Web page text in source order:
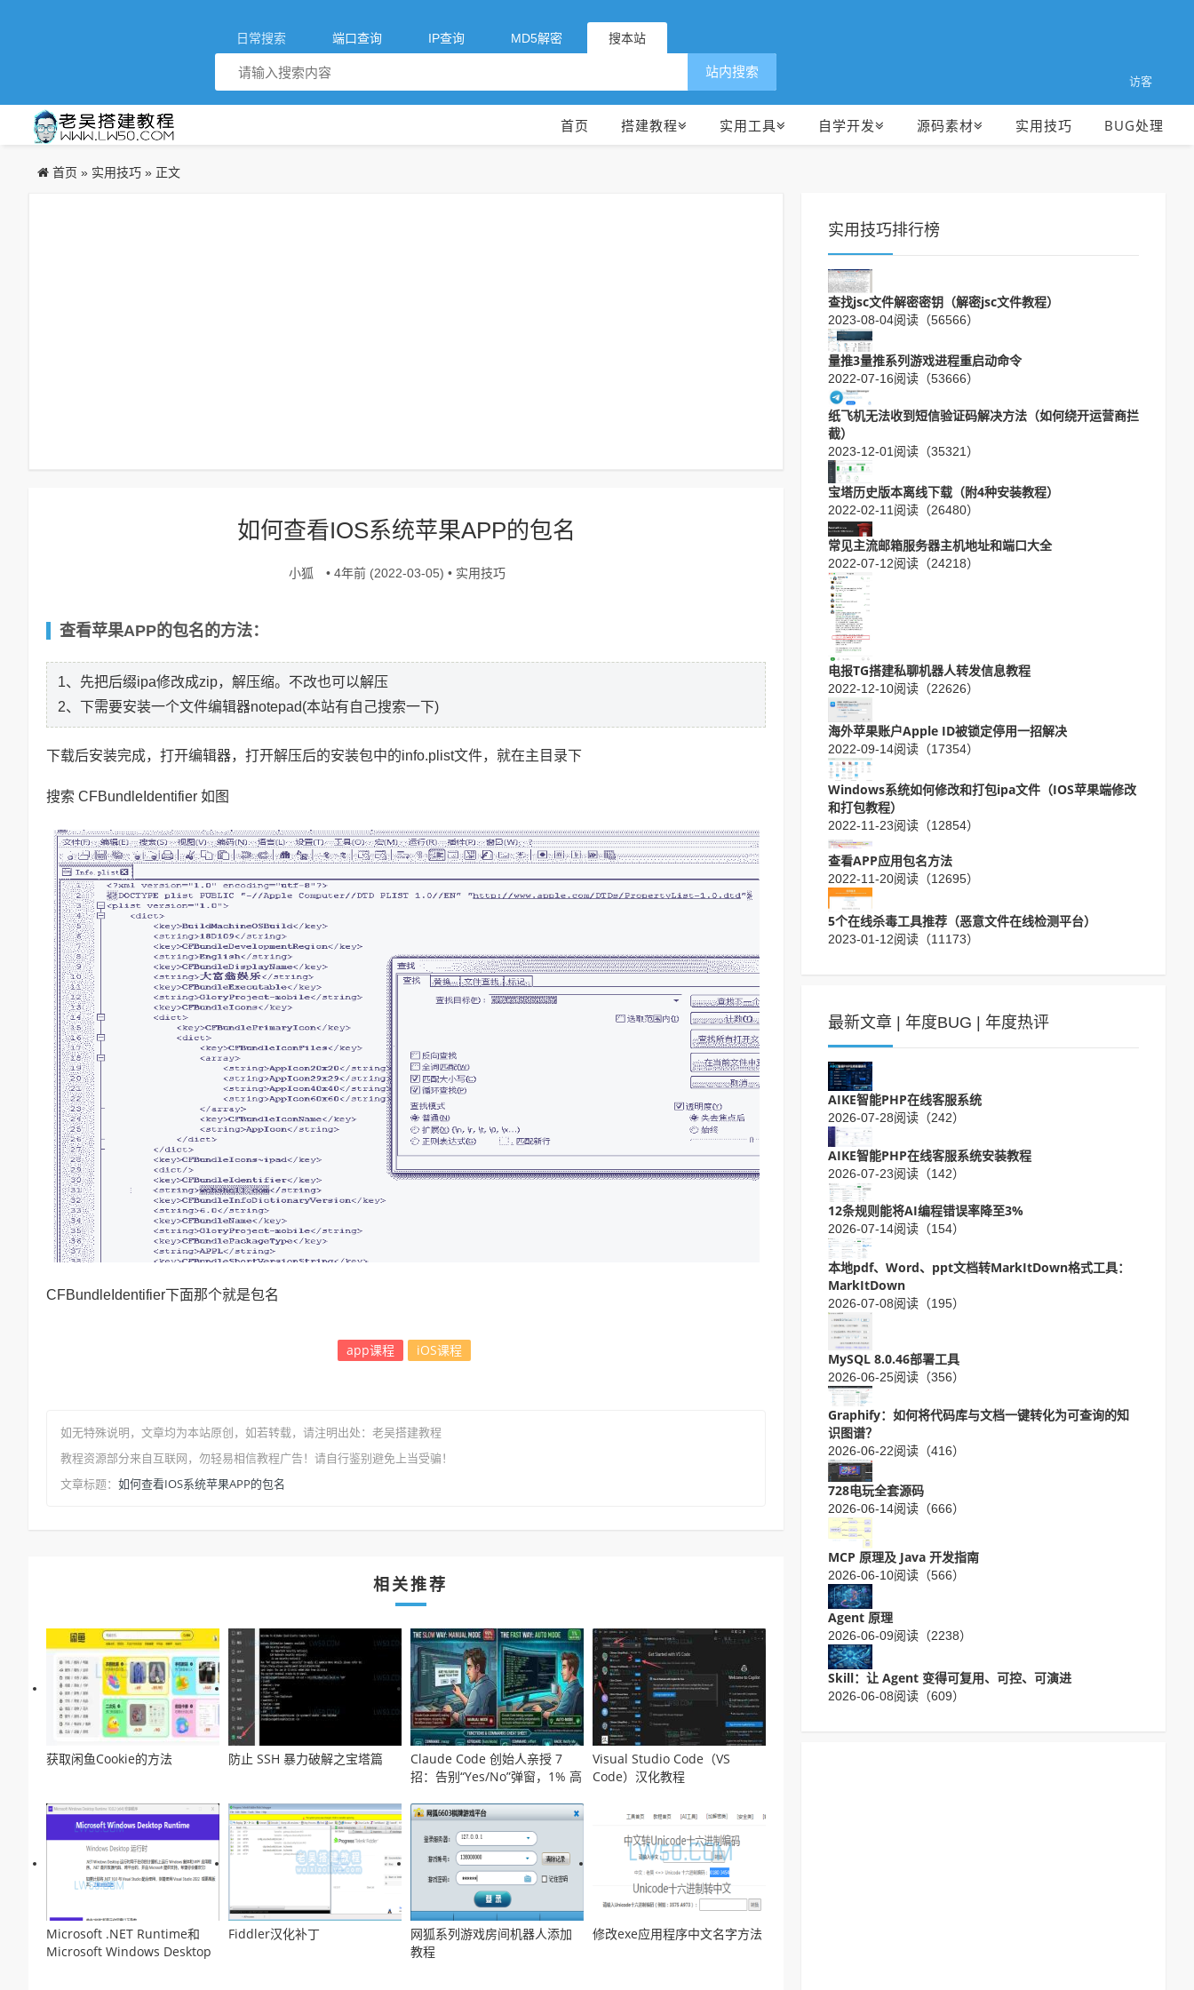
日常搜索 端口查询 IP查询 MD5解密 搜本站
访客
站内搜索
首页 搭建教程 实用工具 自学开发 源码素材 实用技巧 BUG处理
首页 » 实用技巧 » 正文
如何查看IOS系统苹果APP的包名
小狐 • 4年前 (2022-03-05) • 实用技巧
查看苹果APP的包名的方法：
1、先把后缀ipa修改成zip，解压缩。不改也可以解压
2、下需要安装一个文件编辑器notepad(本站有自己搜索一下)
下载后安装完成，打开编辑器，打开解压后的安装包中的info.plist文件，就在主目录下
搜索 CFBundleIdentifier 如图
CFBundleIdentifier下面那个就是包名
app课程 iOS课程
如无特殊说明，文章均为本站原创 ，如若转载，请注明出处： 老吴搭建教程
教程资源部分来自互联网，勿轻易相信教程广告！请自行鉴别避免上当受骗！
文章标题： 如何查看IOS系统苹果APP的包名
相关推荐
获取闲鱼Cookie的方法 防止 SSH 暴力破解之宝塔篇
Claude Code 创始人亲授 7
招：告别“Yes/No”弹窗，1% 高
码
Visual Studio Code（VS
Code）汉化教程
Microsoft .NET Runtime和
Microsoft Windows Desktop
Fiddler汉化补丁
网狐系列游戏房间机器人添加
教程
修改exe应用程序中文名字方法
实用技巧排行榜
查找jsc文件解密密钥（解密jsc文件教程）
2023-08-04阅读（56566）
量推3量推系列游戏进程重启动命令
2022-07-16阅读（53666）
纸飞机无法收到短信验证码解决方法（如何绕开运营商拦
截）
2023-12-01 阅读（35321）
宝塔历史版本离线下载（附4种安装教程）
2022-02-11 阅读（26480）
常见主流邮箱服务器主机地址和端口大全
2022-07-12阅读（24218）
电报TG搭建私聊机器人转发信息教程
2022-12-10阅读（22626）
海外苹果账户Apple ID被锁定停用一招解决
2022-09-14阅读（17354）
Windows系统如何修改和打包ipa文件（IOS苹果端修改
和打包教程）
2022-11-23阅读（12854）
查看APP应用包名方法
2022-11-20阅读（12695）
5个在线杀毒工具推荐（恶意文件在线检测平台）
2023-01-12阅读（11173）
最新文章 | 年度BUG | 年度热评
AIKE智能PHP在线客服系统
2026-07-28阅读（242）
AIKE智能PHP在线客服系统安装教程
2026-07-23阅读（142）
12条规则能将AI编程错误率降至3%
2026-07-14阅读（154）
本地pdf、Word、ppt文档转MarkItDown格式工具：
MarkItDown
2026-07-08阅读（195）
MySQL 8.0.46部署工具
2026-06-25阅读（356）
Graphify：如何将代码库与文档一键转化为可查询的知
识图谱？
2026-06-22阅读（416）
728电玩全套源码
2026-06-14阅读（666）
MCP 原理及 Java 开发指南
2026-06-10阅读（566）
Agent 原理
2026-06-09阅读（2238）
Skill：让 Agent 变得可复用、可控、可演进
2026-06-08阅读（609）